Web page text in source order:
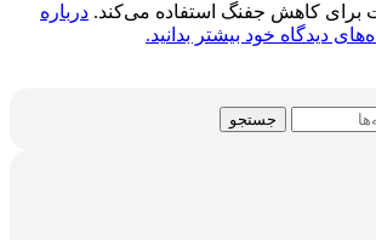
برای کاهش جفنگ استفاده می‌کند. درباره
دیدگاه خود بیشتر بدانید.
جستجو